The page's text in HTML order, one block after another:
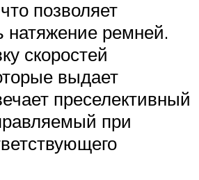
позволяет
натяжение ремней.
скоростей
выдает
преселективный
при